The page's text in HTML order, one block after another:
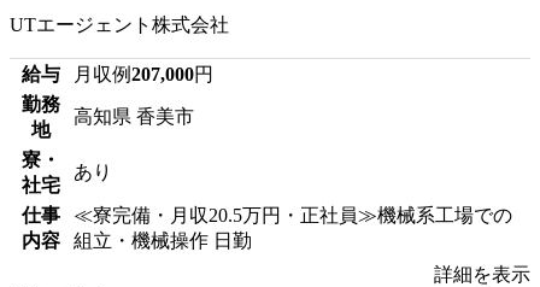
UTエージェント株式会社
給与 月収例207,000円
勤務
地
高知県 香美市
寮・
社宅
あり
仕事
内容
≪寮完備・月収20.5万円・正社員≫機械系工場での
組立・機械操作 日勤
詳細を表示